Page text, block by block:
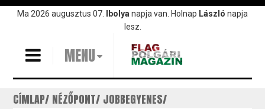
UgrásMa 2026 augusztus 07. Ibolya napja van. Holnap László napja
lesz.
MENU
CÍMLAP NÉZŐPONT JOBBEGYENES